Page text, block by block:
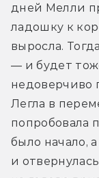
дней Мелли
ладошку к
выросла.
— и будет
недоверчиво
Легла в
попробовала
было начало,
и